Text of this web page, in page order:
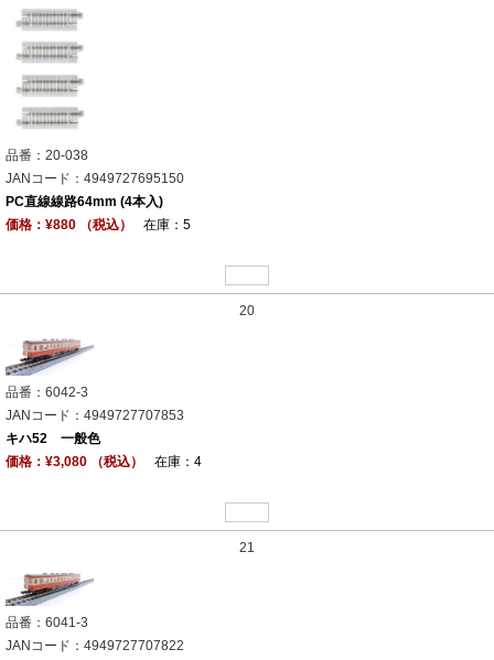
品番：20-038
JANコード：4949727695150
PC直線線路64mm (4本入)
価格：¥880 （税込）
在庫：5
20
品番：6042-3
JANコード：4949727707853
キハ52 一般色
価格：¥3,080 （税込）
在庫：4
21
品番：6041-3
JANコード：4949727707822